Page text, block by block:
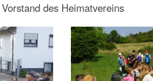
des Heimatvereins